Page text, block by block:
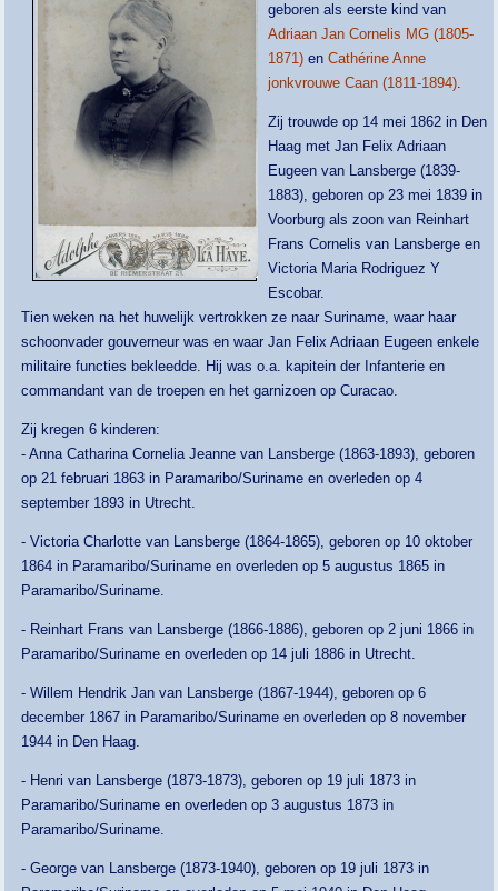
geboren als eerste kind van
Adriaan Jan Cornelis MG (1805-
1871) enCathérine Anne
jonkvrouwe Caan (1811-1894).
Zij trouwde op 14 mei 1862 in Den
Haag met Jan Felix Adriaan
Eugeen van Lansberge (1839-
1883), geboren op 23 mei 1839 in
Voorburg als zoon van Reinhart
Frans Cornelis van Lansberge en
Victoria Maria Rodriguez Y
Escobar.
Tien weken na het huwelijk vertrokken ze naar Suriname, waar haar
schoonvader gouverneur was en waar Jan Felix Adriaan Eugeen enkele
militaire functies bekleedde. Hij was o.a. kapitein der Infanterie en
commandant van de troepen en het garnizoen op Curacao.
Zij kregen 6 kinderen:
- Anna Catharina Cornelia Jeanne van Lansberge (1863-1893), geboren
op 21 februari 1863 in Paramaribo/Suriname en overleden op 4
september 1893 in Utrecht.
- Victoria Charlotte van Lansberge (1864-1865), geboren op 10 oktober
1864 in Paramaribo/Suriname en overleden op 5 augustus 1865 in
Paramaribo/Suriname.
- Reinhart Frans van Lansberge (1866-1886), geboren op 2 juni 1866 in
Paramaribo/Suriname en overleden op 14 juli 1886 in Utrecht.
- Willem Hendrik Jan van Lansberge (1867-1944), geboren op 6
december 1867 in Paramaribo/Suriname en overleden op 8 november
1944 in Den Haag.
- Henri van Lansberge (1873-1873), geboren op 19 juli 1873 in
Paramaribo/Suriname en overleden op 3 augustus 1873 in
Paramaribo/Suriname.
- George van Lansberge (1873-1940), geboren op 19 juli 1873 in